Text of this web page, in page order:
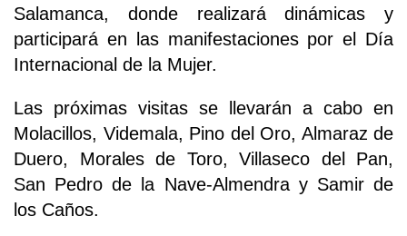
Salamanca, donde realizará dinámicas y
participará en las manifestaciones por el Día
Internacional de la Mujer.
Las próximas visitas se llevarán a cabo en
Molacillos, Videmala, Pino del Oro, Almaraz de
Duero, Morales de Toro, Villaseco del Pan,
San Pedro de la Nave-Almendra y Samir de
los Caños.